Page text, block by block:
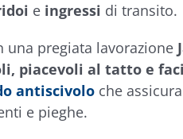
e ingressi di transito.
una pregiata lavorazione
piacevoli al tatto e
antiscivoloche
e pieghe.